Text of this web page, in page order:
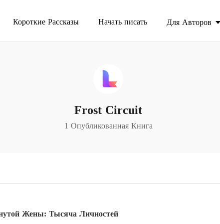
Короткие Рассказы Начать писать Для Авторов
Frost Circuit
1 Опубликованная Книга
Жены: Тысяча Личностей